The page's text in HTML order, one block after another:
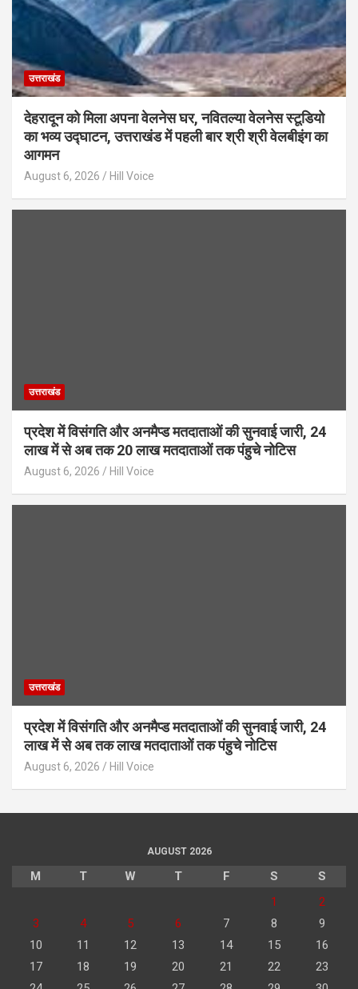
उत्तराखंड
देहरादून को मिला अपना वेलनेस घर, नवितल्या वेलनेस स्टूडियो
का भव्य उद्घाटन, उत्तराखंड में पहली बार श्री श्री वेलबीइंग का
आगमन
August 6, 2026 Hill Voice
उत्तराखंड
प्रदेश में विसंगति और अनमैप्ड मतदाताओं की सुनवाई जारी, 24
लाख में से अब तक 20 लाख मतदाताओं तक पंहुचे नोटिस
August 6, 2026 Hill Voice
उत्तराखंड
प्रदेश में विसंगति और अनमैप्ड मतदाताओं की सुनवाई जारी, 24
लाख में से अब तक लाख मतदाताओं तक पंहुचे नोटिस
August 6, 2026 Hill Voice
AUGUST 2026
M T W T F S
S
1
2
3
4 5 6 7 8
9
10
11 12 13 14 15
16
17
18 19 20 21 22
23